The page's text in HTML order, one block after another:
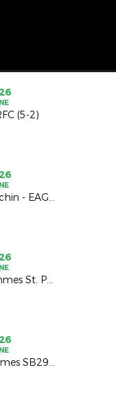
(5-2)
Finale U15F St. Briochin - EAG (0-0; 1-4 TAB)
Résumé Finale Hommes St. Pontivyen - EA Renan (1-0)
Résumé Finale Femmes SB29 - SRFC (0-6)